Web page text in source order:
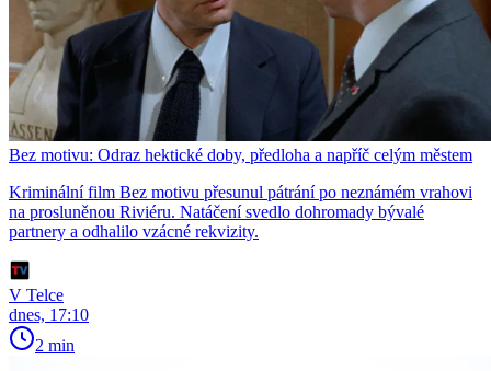
Bez motivu: Odraz hektické doby, předloha a napříč celým městem
Kriminální film Bez motivu přesunul pátrání po neznámém vrahovi
na prosluněnou Riviéru. Natáčení svedlo dohromady bývalé
partnery a odhalilo vzácné rekvizity.
V Telce
dnes, 17:10
2 min